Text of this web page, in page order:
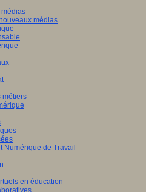
médias
médias
métiers
Numérique de Travail
en éducation